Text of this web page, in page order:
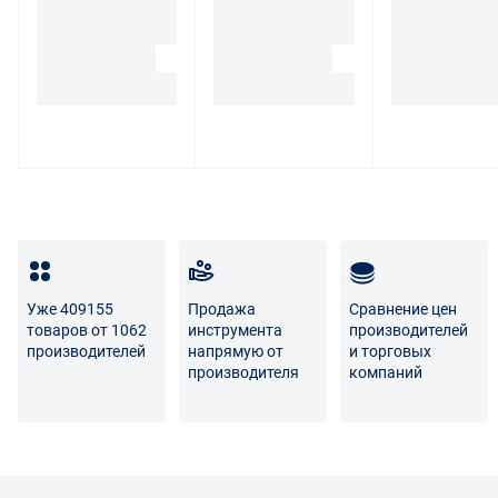
Уже 409155
товаров от 1062
производителей
Продажа
инструмента
напрямую от
производителя
Сравнение цен
производителей
и торговых
компаний